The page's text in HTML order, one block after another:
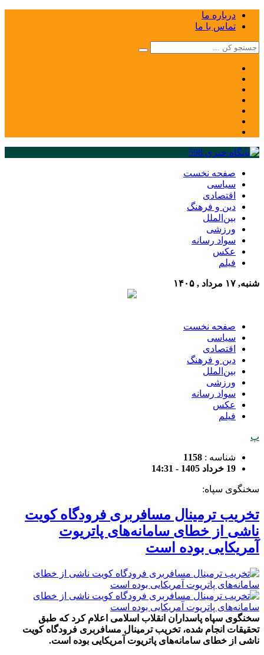
درباره ما
تماس با ما
صفحه نخست
سیاسی
اقتصادی
دین و فرهنگ
بین‌الملل
ورزشی
سواد رسانه
عکس
فیلم
شنبه, ۱۷ مرداد , ۱۴۰۵
صفحه نخست
سیاسی
اقتصادی
دین و فرهنگ
بین‌الملل
ورزشی
سواد رسانه
عکس
فیلم
پ
شناسه : 1158
19 خرداد 1405 - 14:31
سخنگوی سپاه:
تخریب ترمینال مسافربری فرودگاه کویت
ناشی از خطای سامانه‌های پاتریوت
آمریکایی بوده است
سخنگوی سپاه پاسداران انقلاب اسلامی اعلام کرد که طبق
تحقیقات انجام شده، تخریب ترمینال مسافربری فرودگاه کویت
ناشی از خطای سامانه‌های پاتریوت آمریکایی بوده است.